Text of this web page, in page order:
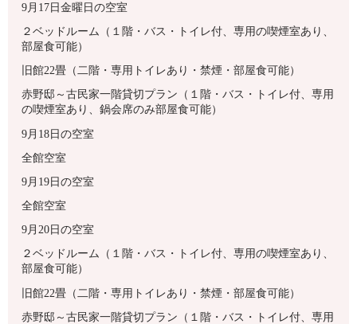
9月17日金曜日の空室
２ベッドルーム（１階・バス・トイレ付、専用の喫煙室あり、
部屋食可能）
旧館22畳（二階・専用トイレあり・禁煙・部屋食可能）
赤野邸～古民家一階貸切プラン（１階・バス・トイレ付、専用
の喫煙室あり、鍋会席のみ部屋食可能）
9月18日の空室
全館空室
9月19日の空室
全館空室
9月20日の空室
２ベッドルーム（１階・バス・トイレ付、専用の喫煙室あり、
部屋食可能）
旧館22畳（二階・専用トイレあり・禁煙・部屋食可能）
赤野邸～古民家一階貸切プラン（１階・バス・トイレ付、専用